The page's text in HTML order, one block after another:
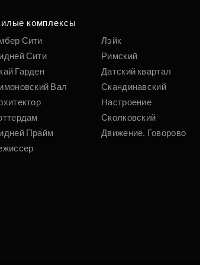
комплексы
Сити
Сити
Гарден
Вал
Прайм
Лэйк
Римский
Датский квартал
Скандинавский
Настроение
Сколковский
Движение. Говорово